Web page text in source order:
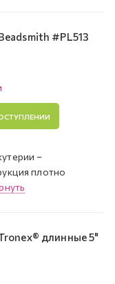
#PL513
–
плотно
длинные 5"